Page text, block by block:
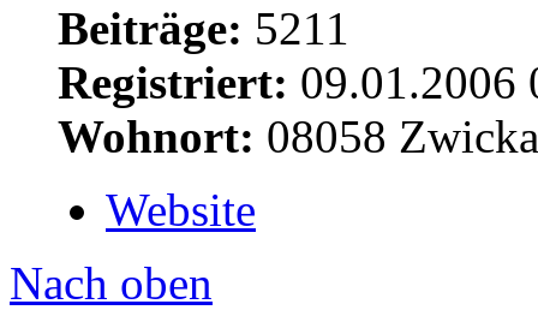
Beiträge: 5211
Registriert: 09.01.2006
Wohnort: 08058
Website
Nach oben